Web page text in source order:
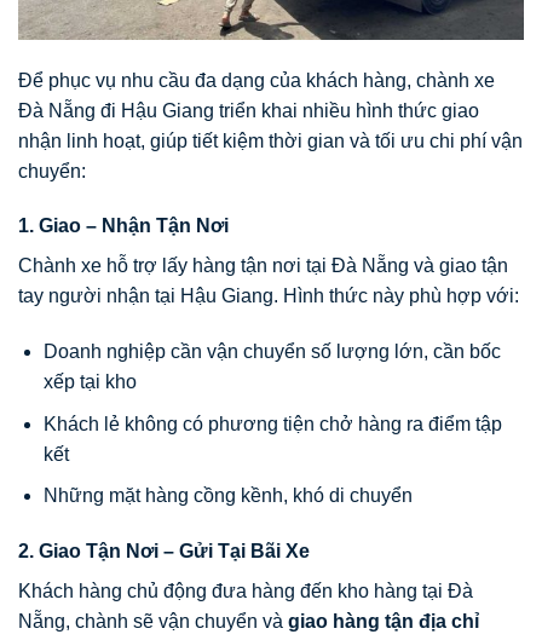
Để phục vụ nhu cầu đa dạng của khách hàng, chành xe
Đà Nẵng đi Hậu Giang triển khai nhiều hình thức giao
nhận linh hoạt, giúp tiết kiệm thời gian và tối ưu chi phí vận
chuyển:
1. Giao – Nhận Tận Nơi
Chành xe hỗ trợ lấy hàng tận nơi tại Đà Nẵng và giao tận
tay người nhận tại Hậu Giang. Hình thức này phù hợp với:
Doanh nghiệp cần vận chuyển số lượng lớn, cần bốc
xếp tại kho
Khách lẻ không có phương tiện chở hàng ra điểm tập
kết
Những mặt hàng cồng kềnh, khó di chuyển
2. Giao Tận Nơi – Gửi Tại Bãi Xe
Khách hàng chủ động đưa hàng đến kho hàng tại Đà
Nẵng, chành sẽ vận chuyển và giao hàng tận địa chỉ